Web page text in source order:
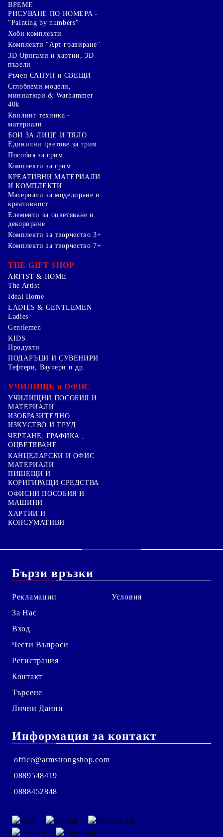
ВРЕМЕ
РИСУВАНЕ ПО НОМЕРА -
"Painting by numbers"
Хоби комплекти
Комплекти "Арт гравиране"
3D Оригами и хартии, 3D
пъзели
Ръчен САПУН и СВЕЩИ
Сглобяеми модели,
миниатюри & Warhammer
40k
Квилинг техника -
материали
БОИ ЗА ЛИЦЕ И ТЯЛО
Единични цветове за грим
Пособия за грим
Комплекти за грим
КРЕАТИВНИ МАТЕРИАЛИ
И КОМПЛЕКТИ
Mатериали за моделиране и
креативност
Елементи за оцветяване и
декориране
Комплекти за творчество 3+
Комплекти за творчество 7+
THE GIFT SHOP
ARTIST & HOME
The Artist
Ideal Home
LADIES & GENTLEMEN
Ladies
Gentlemen
KIDS
Продукти
ПОДАРЪЦИ И СУВЕНИРИ
Тефтери, Ваучери и др.
УЧИЛИЩЕ и ОФИС
УЧИЛИЩНИ ПОСОБИЯ И
МАТЕРИАЛИ
ИЗОБРАЗИТЕЛНО
ИЗКУСТВО И ТРУД
ЧЕРТАНЕ, ГРАФИКА ,
ОЦВЕТЯВАНЕ
КАНЦЕЛАРСКИ И ОФИС
МАТЕРИАЛИ
ПИШЕЩИ И
КОРИГИРАЩИ СРЕДСТВА
ОФИСНИ ПОСОБИЯ И
МАШИНИ
ХАРТИИ И
КОНСУМАТИВИ
Бързи връзки
Рекламации
За Нас
Вход
Чести Въпроси
Регистрация
Контакт
Търсене
Лични Данни
Условия
Информация за контакт
office@armstrongshop.com
0889548419
0888452848